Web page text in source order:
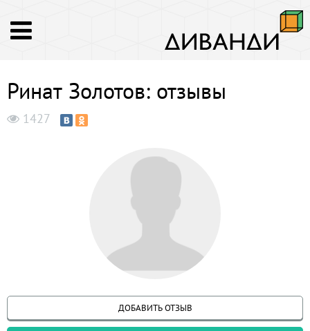
Ринат Золотов: отзывы
1427
ДОБАВИТЬ ОТЗЫВ